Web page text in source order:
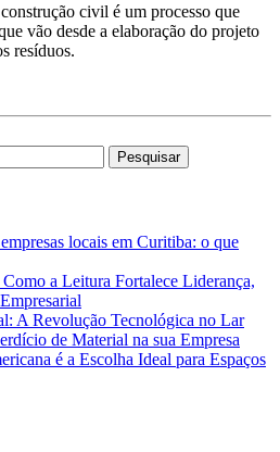
civil é um processo que
vão desde a elaboração do projeto
resíduos.
locais em Curitiba: o que
a Leitura Fortalece Liderança,
A Revolução Tecnológica no Lar
de Material na sua Empresa
é a Escolha Ideal para Espaços